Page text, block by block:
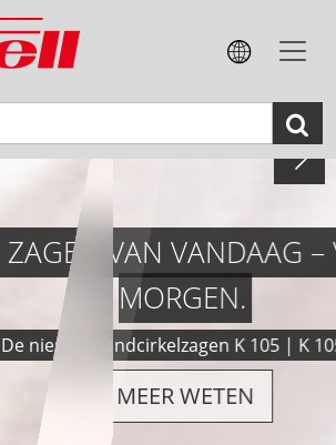
VAN VANDAAG – VOOR
MORGEN.
K 105 | K 105-18
MEER WETEN